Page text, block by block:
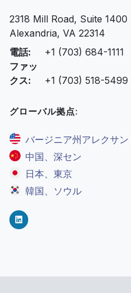
2318 Mill Road, Suite 1400
Alexandria, VA 22314
電話:
+1 (703) 684-1111
ファッ
クス:
+1 (703) 518-5499
グローバル拠点:
バージニア州アレクサン
中国、深セン
日本、東京
韓国、ソウル